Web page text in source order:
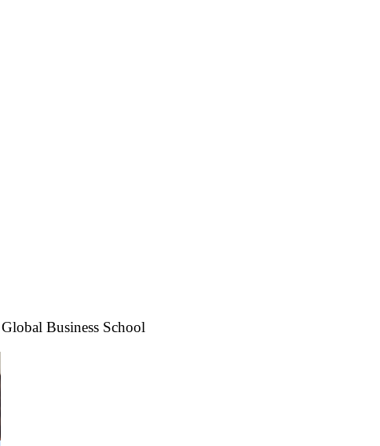
Business School